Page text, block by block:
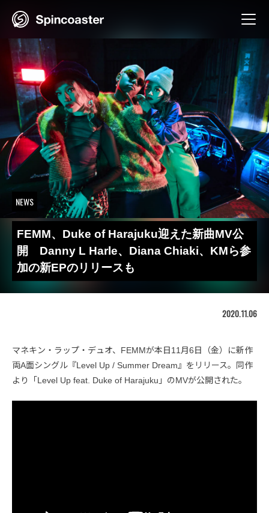
NEWS
FEMM、Duke of Harajuku迎えた新曲MV公
開 Danny L Harle、Diana Chiaki、KMら参
加の新EPのリリースも
2020.11.06
マネキン・ラップ・デュオ、FEMMが本日11月6日（金）に新作
両A面シングル『Level Up / Summer Dream』をリリース。同作
より「Level Up feat. Duke of Harajuku」のMVが公開された。